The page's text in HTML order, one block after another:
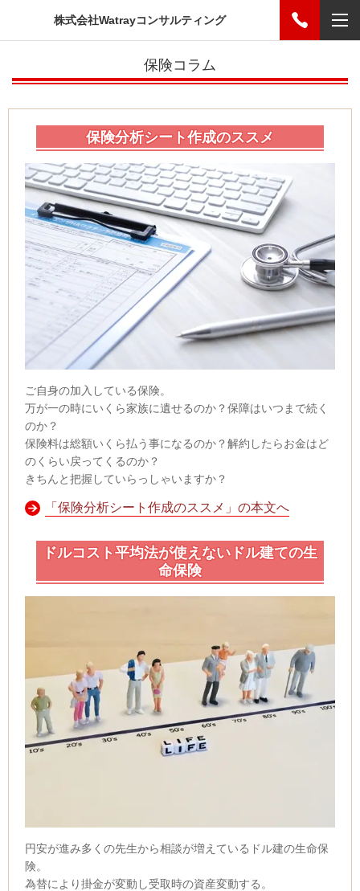
株式会社Watrayコンサルティング
保険コラム
保険分析シート作成のススメ
ご自身の加入している保険。
万が一の時にいくら家族に遺せるのか？保障はいつまで続く
のか？
保険料は総額いくら払う事になるのか？解約したらお金はど
のくらい戻ってくるのか？
きちんと把握していらっしゃいますか？
「保険分析シート作成のススメ」の本文へ
ドルコスト平均法が使えないドル建ての生
命保険
円安が進み多くの先生から相談が増えているドル建の生命保
険。
為替により掛金が変動し受取時の資産変動する。